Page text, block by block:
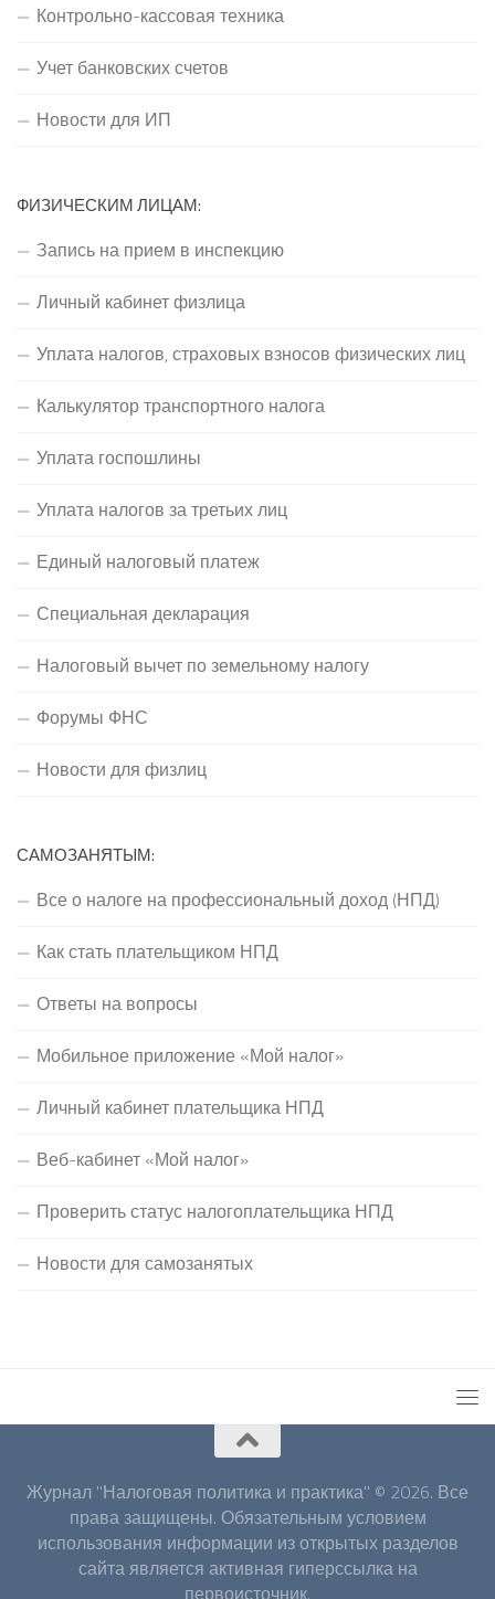
Контрольно-кассовая техника
Учет банковских счетов
Новости для ИП
ФИЗИЧЕСКИМ ЛИЦАМ:
Запись на прием в инспекцию
Личный кабинет физлица
Уплата налогов, страховых взносов физических лиц
Калькулятор транспортного налога
Уплата госпошлины
Уплата налогов за третьих лиц
Единый налоговый платеж
Специальная декларация
Налоговый вычет по земельному налогу
Форумы ФНС
Новости для физлиц
САМОЗАНЯТЫМ:
Все о налоге на профессиональный доход (НПД)
Как стать плательщиком НПД
Ответы на вопросы
Мобильное приложение «Мой налог»
Личный кабинет плательщика НПД
Веб-кабинет «Мой налог»
Проверить статус налогоплательщика НПД
Новости для самозанятых
Журнал "Налоговая политика и практика" © 2026. Все
права защищены. Обязательным условием
использования информации из открытых разделов
сайта является активная гиперссылка на
первоисточник.